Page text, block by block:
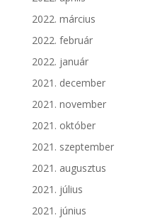
2022. március
2022. február
2022. január
2021. december
2021. november
2021. október
2021. szeptember
2021. augusztus
2021. július
2021. június